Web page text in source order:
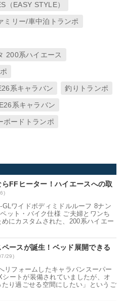
（EASY STYLE）
ミリー/車中泊トランポ
200系ハイエース
系キャラバン 釣りトランポ
系キャラバン
ボードトランポ
FFヒーター！ハイエースへの取
ワイドボディミドルルーフ 8ナン
ット・バイク仕様 ご夫婦とワンち
にカスタムされた、200系ハイエー
ースが誕生！ベッド展開できる
29)
リフォームしたキャラバンスーパー
ートが装備されていましたが、オ
り過ごせる空間にしたい」というご